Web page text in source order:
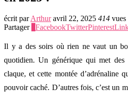
écrit parArthur avril 22, 2025 414 vues
Partager
FacebookTwitterPinterest
Il y a des soirs où rien ne vaut un
quotidien. Un générique qui met des
claque, et cette montée d’adrénaline
pouvoir caché. D’autres fois, c’est un